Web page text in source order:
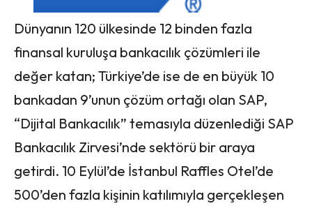
Dünyanın 120 ülkesinde 12 binden fazla
finansal kuruluşa bankacılık çözümleri ile
değer katan; Türkiye’de ise de en büyük 10
bankadan 9’unun çözüm ortağı olan SAP,
“Dijital Bankacılık” temasıyla düzenlediği SAP
Bankacılık Zirvesi’nde sektörü bir araya
getirdi. 10 Eylül’de İstanbul Raffles Otel’de
500’den fazla kişinin katılımıyla gerçekleşen